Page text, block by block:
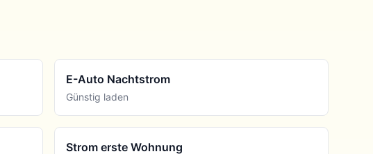
E-Auto Nachtstrom
Günstig laden
Strom erste Wohnung